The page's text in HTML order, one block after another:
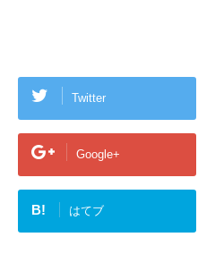
Twitter
Google+
B! はてブ